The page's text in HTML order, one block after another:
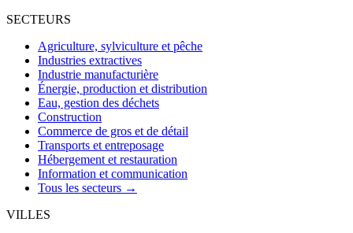
SECTEURS
Agriculture, sylviculture et pêche
Industries extractives
Industrie manufacturière
Énergie, production et distribution
Eau, gestion des déchets
Construction
Commerce de gros et de détail
Transports et entreposage
Hébergement et restauration
Information et communication
Tous les secteurs →
VILLES